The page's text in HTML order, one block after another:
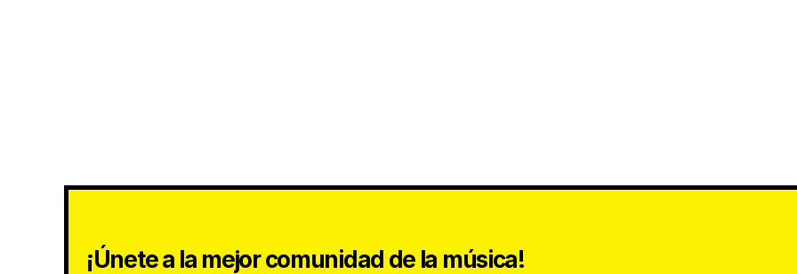
¡Únete a la mejor comunidad de la música!